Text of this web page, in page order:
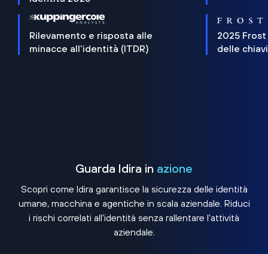
Rilevamento e risposta alle
minacce all'identità (ITDR)
2025 Frost
delle
Guarda Idira in azione
Scopri come Idira garantisce la sicurezza delle identità
umane, macchina e agentiche in scala aziendale. Riduci
i rischi correlati all'identità senza rallentare l'attività
aziendale.